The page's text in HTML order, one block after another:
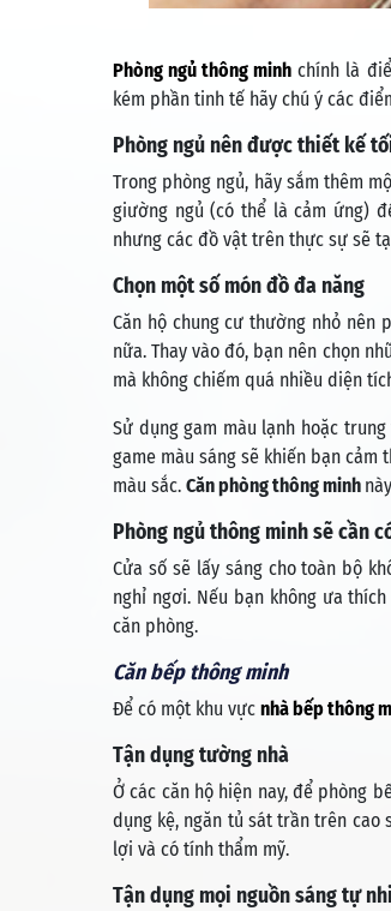
Phòng ngủ thông minh chính là
kém phần tinh tế hãy chú ý các
Phòng ngủ nên được thiết kế
Trong phòng ngủ, hãy sắm thêm
giường ngủ (có thể là cảm ứng)
nhưng các đồ vật trên thực sự sẽ
Chọn một số món đồ đa năng
Căn hộ chung cư thường nhỏ nên
nữa. Thay vào đó, bạn nên chọn
mà không chiếm quá nhiều diện
Sử dụng gam màu lạnh hoặc
game màu sáng sẽ khiến bạn cảm
màu sắc. Căn phòng thông minh
Phòng ngủ thông minh sẽ cần
Cửa số sẽ lấy sáng cho toàn bộ
nghỉ ngơi. Nếu bạn không ưa
căn phòng.
Căn bếp thông minh
Để có một khu vực nhà bếp thông
Tận dụng tường nhà
Ở các căn hộ hiện nay, để phòng
dụng kệ, ngăn tủ sát trần trên cao
lợi và có tính thẩm mỹ.
Tận dụng mọi nguồn sáng tự